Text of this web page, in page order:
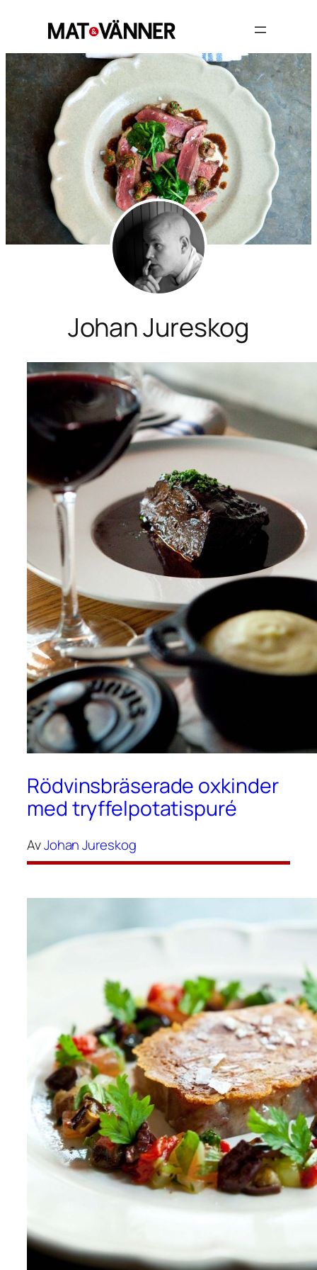
Johan Jureskog
Rödvinsbräserade oxkinder
med tryffelpotatispuré
AvJohan Jureskog